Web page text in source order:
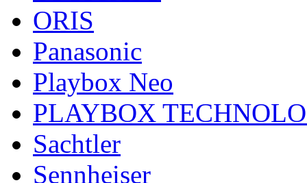
ORIS
Panasonic
Playbox Neo
PLAYBOX
Sachtler
Sennheiser